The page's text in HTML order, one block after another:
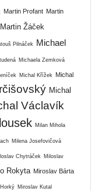
Martin Profant Martin
Martin Žáček
Pilnáček
Michael
Michaela Zemková
Michal Křížek Michal
Michal
Václavík
Milan Mihola
Milena Josefovičová
Chytráček Miloslav
Rokyta Miroslav Bárta
Miroslav Kutal